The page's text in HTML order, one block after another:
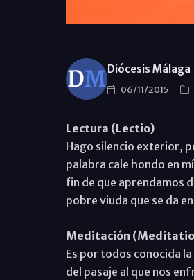
Diócesis Málaga
06/11/2015
Lectura (Lectio)
Hago silencio exterior,
palabra cale hondo en
fin de que aprendamos
pobre viuda que se da
Meditación
Es por todos conocida
del pasaje al que nos